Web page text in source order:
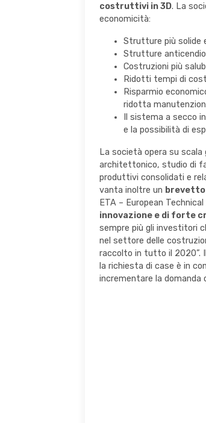
costruttivi in 3D. La
economicità:
Strutture più solide
Strutture
Costruzioni più
Ridotti tempi di
Risparmio
ridotta
Il sistema a secco
e la possibilità di
La società opera su scala
architettonico, studio di
produttivi consolidati e
vanta inoltre un brevetto
ETA – European
innovazione e di forte
sempre più gli investitori
nel settore delle
raccolto in tutto il 2020”.
la richiesta di case è in
incrementare la domanda